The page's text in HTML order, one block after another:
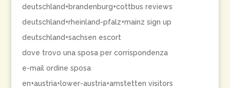
deutschland+brandenburg+cottbus reviews
deutschland+rheinland-pfalz+mainz sign up
deutschland+sachsen escort
dove trovo una sposa per corrispondenza
e-mail ordine sposa
en+austria+lower-austria+amstetten visitors